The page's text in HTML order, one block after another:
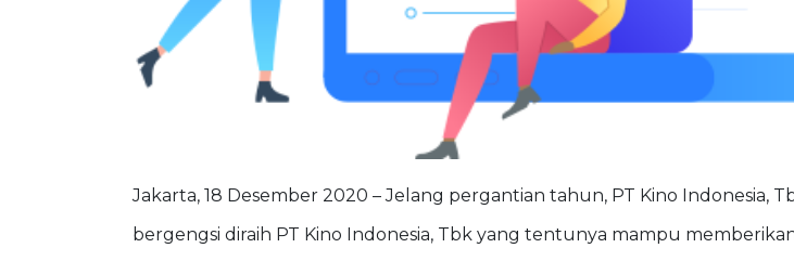
Jakarta, 18 Desember 2020 – Jelang pergantian tahun, PT Kino Indonesia,
bergengsi diraih PT Kino Indonesia, Tbk yang tentunya mampu